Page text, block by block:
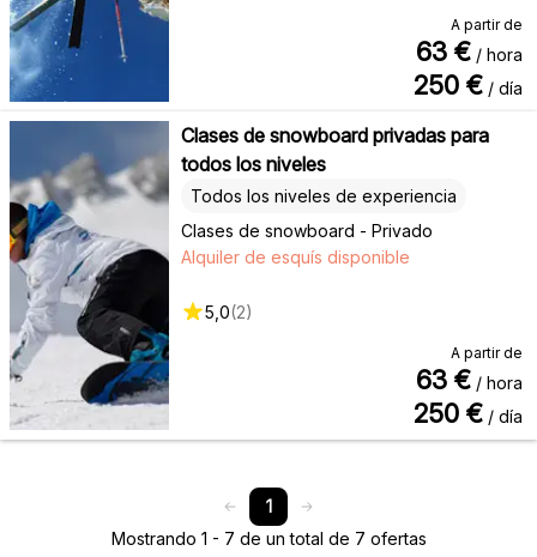
A partir de
63 € / hora
250 € / día
Clases de snowboard privadas para
todos los niveles
Clases de snowboard - Privado
Todos los niveles de experiencia
Alquiler de esquís disponible
5,0(2)
A partir de
63 € / hora
250 € / día
1
Mostrando 1 - 7 de un total de 7 ofertas